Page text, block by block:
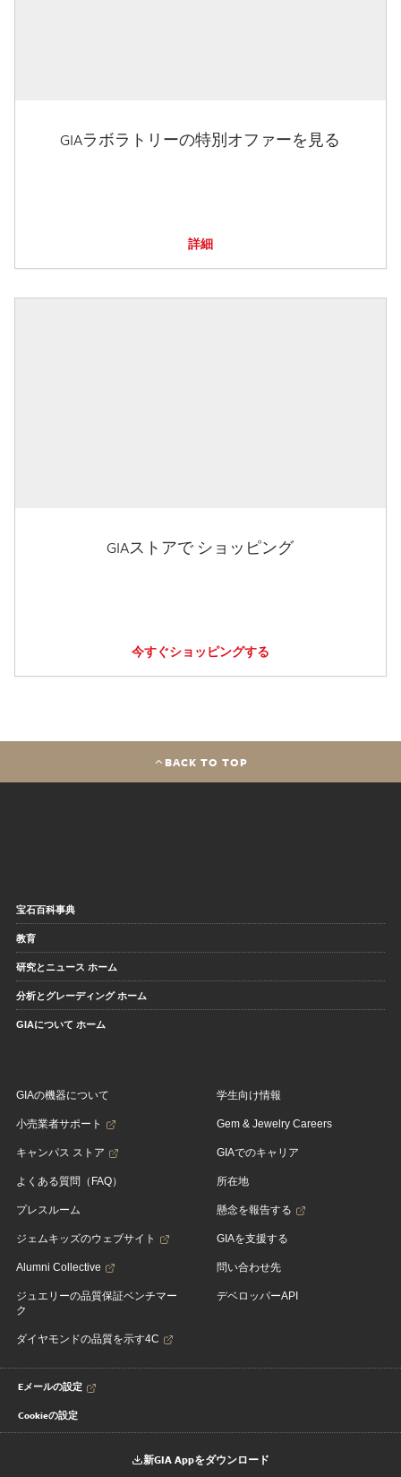
GIAラボラトリーの特別オファーを見る
詳細
GIAストアで ショッピング
今すぐショッピングする
BACK TO TOP
宝石百科事典
教育
研究とニュース ホーム
分析とグレーディング ホーム
GIAについて ホーム
GIAの機器について
小売業者サポート
キャンパス ストア
よくある質問（FAQ）
プレスルーム
ジェムキッズのウェブサイト
Alumni Collective
ジュエリーの品質保証ベンチマー
ク
ダイヤモンドの品質を示す4C
学生向け情報
Gem & Jewelry Careers
GIAでのキャリア
所在地
懸念を報告する
GIAを支援する
問い合わせ先
デベロッパーAPI
Eメールの設定
Cookieの設定
新GIA Appをダウンロード